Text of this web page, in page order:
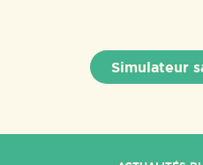
Simulateur